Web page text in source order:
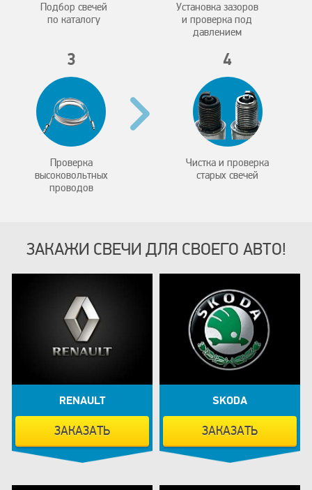
Подбор свечей
по каталогу
Установка зазоров
и проверка под
давлением
3
Проверка
высоковольтных
проводов
4
Чистка и проверка
старых свечей
ЗАКАЖИ СВЕЧИ ДЛЯ СВОЕГО АВТО!
RENAULT
ЗАКАЗАТЬ
SKODA
ЗАКАЗАТЬ